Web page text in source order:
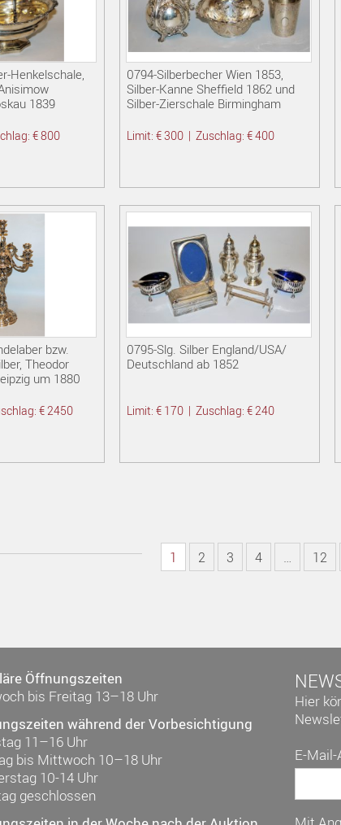
Henkelschale,
1839
€ 800
0794-Silberbecher Wien 1853,
Silber-Kanne Sheffield 1862 und
Silber-Zierschale Birmingham
Limit: € 300 |Zuschlag: € 400
bzw.
Theodor
um 1880
€ 2450
0795-Slg. Silber England/USA/
Deutschland ab 1852
Limit: € 170 |Zuschlag: € 240
1 2 3 4 … 12
Öffnungszeiten
bis Freitag 13–18 Uhr
während der Vorbesichtigung
11–16 Uhr
bis Mittwoch 10–18 Uhr
10-14 Uhr
geschlossen
Hier
E-